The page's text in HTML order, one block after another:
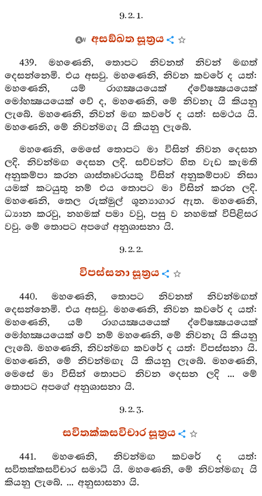
9. 2. 1.
අසඞ්ඛත සූත්‍රය
439. මහණෙනි, තොපට නිවනත් නිවන් මඟත්
දෙසන්නෙමි. එය අසවු. මහණෙනි, නිවන කවරේ ද යත්:
මහණෙනි, යම් රාගක්‍ෂයයෙක් ද්වේෂක්‍ෂයයෙක්
මෝහක්‍ෂයයෙක් වේ ද, මහණෙනි, මේ නිවනැ යි කියනු
ලැබේ. මහණෙනි, නිවන් මඟ කවරේ ද යත්: සමථය යි.
මහණෙනි, මේ නිවන්මගැ යි කියනු ලැබේ.
මහණෙනි, මෙසේ තොපට මා විසින් නිවන දෙසන
ලදි. නිවන්මඟ දෙසන ලදි. සව්වන්ට හිත වැඩ කැමති
අනුකම්පා කරන ශාස්තෘවරයකු විසින් අනුකම්පාව නිසා
යමක් කටයුතු නම් එය තොපට මා විසින් කරන ලදි.
මහණෙනි, තෙල රුක්මුල් ශූන්‍යාගාර ඇත. මහණෙනි,
ධ්‍යාන කරවු, නහමක් පමා වවු, පසු ව නහමක් විපිළිසර
වවු. මේ තොපට අපගේ අනුශාසනා යි.
9. 2. 2.
විපස්සනා සූත්‍රය
440. මහණෙනි, තොපට නිවනත් නිවන්මඟත්
දෙසන්නෙමි. එය අසවු. මහණෙනි, නිවන කවරේ ද යත්:
මහණෙනි, යම් රාගයක්‍ෂයයෙක් ද්වේෂක්‍ෂයයෙක්
මෝහක්‍ෂයයෙක් වේ නම් මහණෙනි, මේ නිවනැ යි කියනු
ලැබේ. මහණෙනි, නිවන්මඟ කවරේ ද යත්: විපස්සනා යි.
මහණෙනි, මේ නිවන්මඟැ යි කියනු ලැබේ. මහණෙනි,
මෙසේ මා විසින් තොපට නිවන දෙසන ලදි ... මේ
තොපට අපගේ අනුශාසනා යි.
9. 2. 3.
සවිතක්කසවිචාර සූත්‍රය
441. මහණෙනි, නිවන්මඟ කවරේ ද යත්:
සවිතක්කසවිචාර සමාධි යි. මහණෙනි, මේ නිවන්මඟැ යි
කියනු ලැබේ. ... අනුසාසනා යි.